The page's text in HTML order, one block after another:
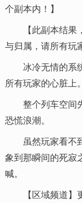
个副本内！】
【此副本结
与归属，请所有玩
冰冷无情的系
所有玩家的心脏上。
整个列车空间
恐慌浪潮。
虽然玩家看不
象到那瞬间的死寂
喊。
【区域频道